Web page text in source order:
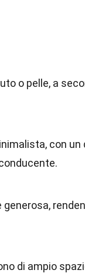
o pelle, a
con
di ampio